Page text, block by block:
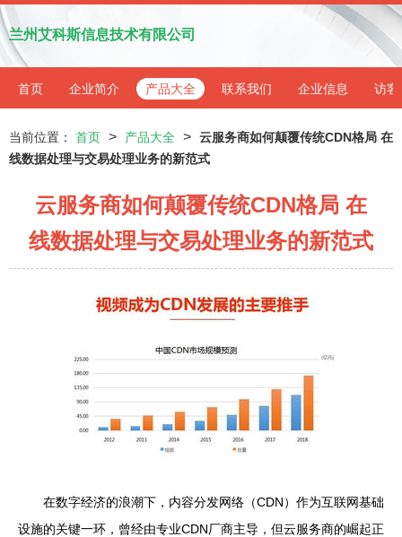
兰州艾科斯信息技术有限公司
首页 企业简介 产品大全 联系我们 企业信息 访客
当前位置： 首页 > 产品大全 > 云服务商如何颠覆传统CDN格局 在
线数据处理与交易处理业务的新范式
云服务商如何颠覆传统CDN格局 在
线数据处理与交易处理业务的新范式
在数字经济的浪潮下，内容分发网络（CDN）作为互联网基础
设施的关键一环，曾经由专业CDN厂商主导，但云服务商的崛起正